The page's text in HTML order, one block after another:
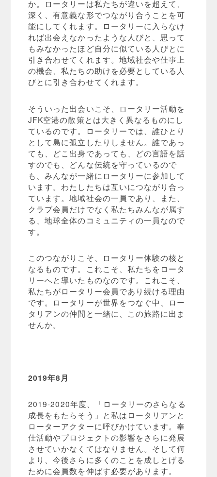
か。ロータリーは私たちが違いを超えて、
深く、有意義な形でつながり合うことを可
能にしてくれます。ロータリーに入らなけ
れば出会えなかったような人びと、思って
もみなかったほど自分に似ている人びとに
引き合わせてくれます。地域社会や仕事上
の機会、私たちの助けを必要としている人
びとに引き合わせてくれます。
そういった出会いこそ、ロータリー活動を
JFK空港の散策とは大きく異なるものにし
ているのです。ロータリーでは、誰ひとり
として島に孤立したりしません。誰であっ
ても、どこ出身であっても、どの言語を話
すのでも、どんな伝統を守っているので
も、みんなが一緒にロータリーに参加して
います。わたしたちは互いにつながり合っ
ています。地域社会の一員であり、また、
クラブ会員だけでなく私たちみんなが属す
る、地球全体のコミュニティの一員なので
す。
このつながりこそ、ロータリー体験の核と
なるものです。これこそ、私たちをロータ
リーへと導いたものなのです。これこそ、
私たちがロータリー会員であり続ける理由
です。ロータリーが世界をつなぐ中、ロー
タリアンの仲間と一緒に、この旅路に出ま
せんか。
2019年8月
2019-2020年度、「ロータリーのさらなる
成長をもたらそう」と私はロータリアンと
ローターアクターに呼びかけています。奉
仕活動やプロジェクトの影響をさらに発展
させていかなくてはなりません。そして何
より、今後さらに多くのことを成しとげる
ために会員数を伸ばす必要があります。